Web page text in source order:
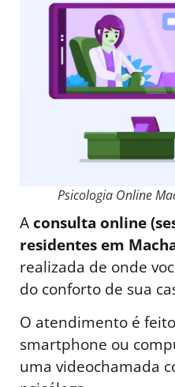
Psicologia Online
Aconsulta online
residentes em
realizada de onde
do conforto de sua
O atendimento é
smartphone ou
uma videochamada